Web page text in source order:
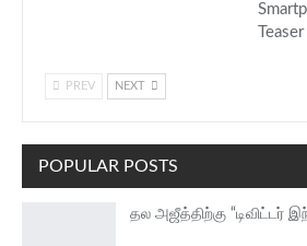
Teaser
PREV NEXT
POPULAR POSTS
தல அஜீத்திற்கு “டிவிட்டர்